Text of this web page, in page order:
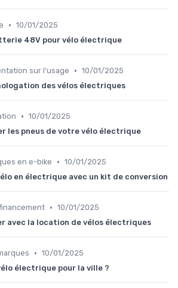
• 10/01/2025
48V pour vélo électrique
sur l'usage • 10/01/2025
des vélos électriques
• 10/01/2025
les pneus de votre vélo électrique
en e-bike • 10/01/2025
en électrique avec un kit de conversion
• 10/01/2025
avec la location de vélos électriques
• 10/01/2025
électrique pour la ville ?